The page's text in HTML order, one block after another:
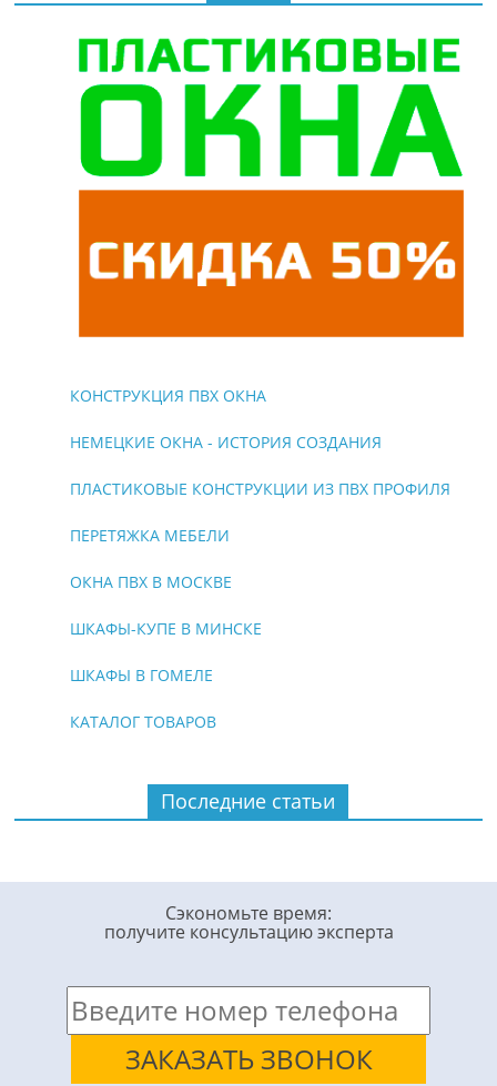
КОНСТРУКЦИЯ ПВХ ОКНА
НЕМЕЦКИЕ ОКНА - ИСТОРИЯ СОЗДАНИЯ
ПЛАСТИКОВЫЕ КОНСТРУКЦИИ ИЗ ПВХ ПРОФИЛЯ
ПЕРЕТЯЖКА МЕБЕЛИ
ОКНА ПВХ В МОСКВЕ
ШКАФЫ-КУПЕ В МИНСКЕ
ШКАФЫ В ГОМЕЛЕ
КАТАЛОГ ТОВАРОВ
Последние статьи
Сэкономьте время:
получите консультацию эксперта